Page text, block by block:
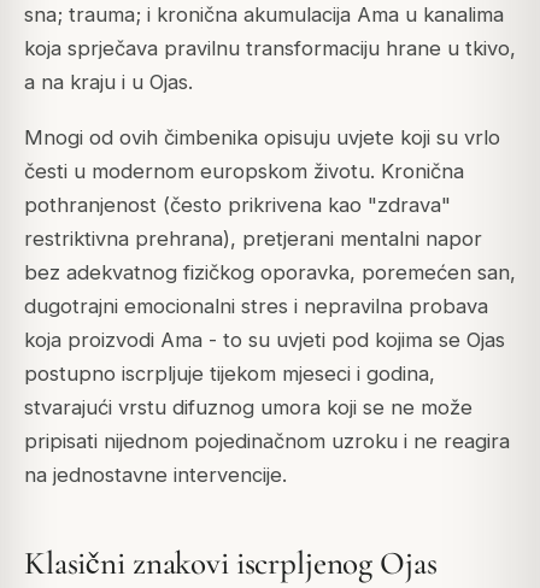
sna; trauma; i kronična akumulacija Ama u kanalima
koja sprječava pravilnu transformaciju hrane u tkivo,
a na kraju i u Ojas.
Mnogi od ovih čimbenika opisuju uvjete koji su vrlo
česti u modernom europskom životu. Kronična
pothranjenost (često prikrivena kao "zdrava"
restriktivna prehrana), pretjerani mentalni napor
bez adekvatnog fizičkog oporavka, poremećen san,
dugotrajni emocionalni stres i nepravilna probava
koja proizvodi Ama - to su uvjeti pod kojima se Ojas
postupno iscrpljuje tijekom mjeseci i godina,
stvarajući vrstu difuznog umora koji se ne može
pripisati nijednom pojedinačnom uzroku i ne reagira
na jednostavne intervencije.
Klasični znakovi iscrpljenog Ojas